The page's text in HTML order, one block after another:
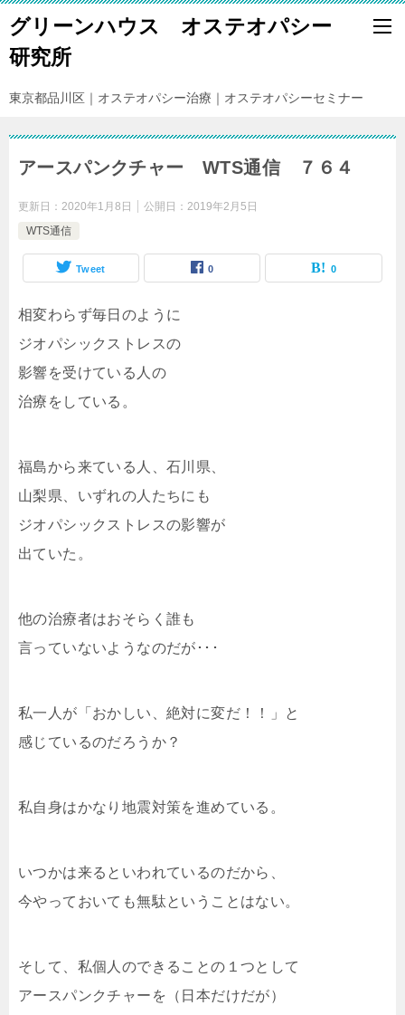
グリーンハウス オステオパシー
研究所
東京都品川区｜オステオパシー治療｜オステオパシーセミナー
アースパンクチャー WTS通信 ７６４
更新日： 2020年1月8日 公開日： 2019年2月5日
WTS通信
Tweet 0 0
相変わらず毎日のように
ジオパシックストレスの
影響を受けている人の
治療をしている。
福島から来ている人、石川県、
山梨県、いずれの人たちにも
ジオパシックストレスの影響が
出ていた。
他の治療者はおそらく誰も
言っていないようなのだが･･･
私一人が「おかしい、絶対に変だ！！」と
感じているのだろうか？
私自身はかなり地震対策を進めている。
いつかは来るといわれているのだから、
今やっておいても無駄ということはない。
そして、私個人のできることの１つとして
アースパンクチャーを（日本だけだが）